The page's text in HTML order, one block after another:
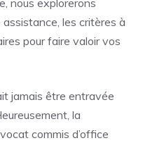
nous explorerons
les critères à
pour faire valoir vos
jamais être entravée
la
commis d’office